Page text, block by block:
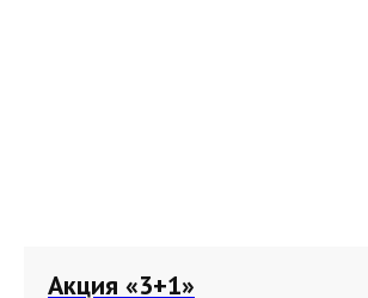
Акция «3+1»